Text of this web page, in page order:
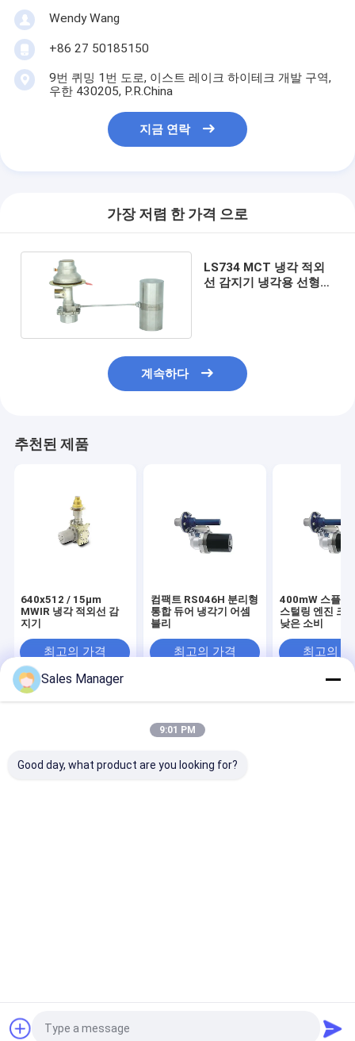
Wendy Wang
+86 27 50185150
9번 퀴밍 1번 도로, 이스트 레이크 하이테크 개발 구역,
우한 430205, P.R.China
지금 연락
가장 저렴 한 가격 으로
LS734 MCT 냉각 적외
선 감지기 냉각용 선형
계속하다
추천된 제품
640x512 / 15μm
MWIR 냉각 적외선 감
지기
최고의 가격
컴팩트 RS046H 분리형
통합 듀어 냉각기 어셈
블리
최고의 가격
400mW 스플릿
스털링 엔진 크
낮은 소비
최고의
사이트맵
Privacy Policy
SensorMicro Technology Co., Ltd. All Rights Reserved.
Sales Manager
9:01 PM
Good day, what product are you looking for?